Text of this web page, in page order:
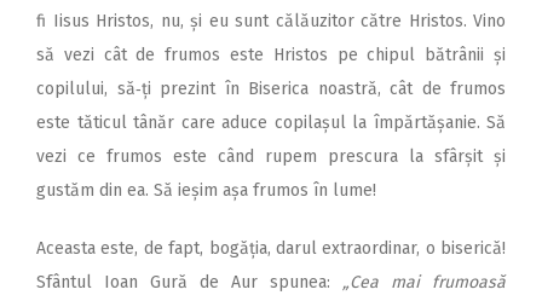
fi Iisus Hristos, nu, și eu sunt călăuzitor către Hristos. Vino
să vezi cât de frumos este Hristos pe chipul bătrânii și
copilului, să‑ți prezint în Biserica noastră, cât de frumos
este tăticul tânăr care aduce copilașul la împărtășanie. Să
vezi ce frumos este când rupem prescura la sfârșit și
gustăm din ea. Să ieșim așa frumos în lume!
Aceasta este, de fapt, bogăția, darul extraordinar, o biserică!
Sfântul Ioan Gură de Aur spunea: „Cea mai frumoasă